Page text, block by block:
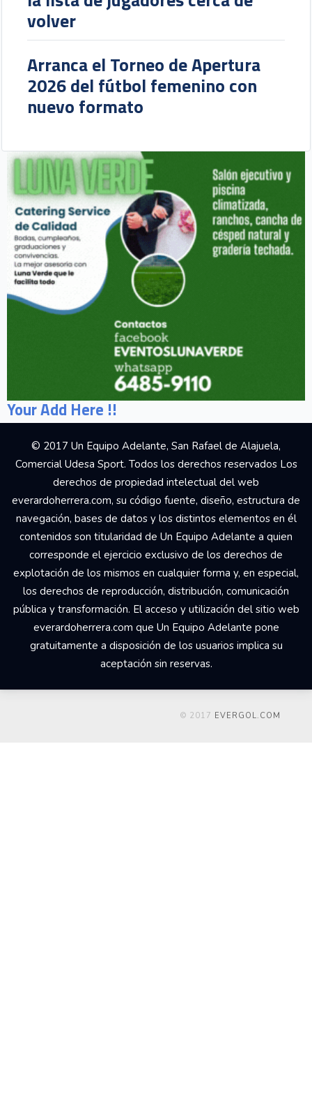
volver
Arranca el Torneo de Apertura
2026 del fútbol femenino con
nuevo formato
Your Add Here !!
© 2017 Un Equipo Adelante, San Rafael de Alajuela,
Comercial Udesa Sport. Todos los derechos reservados Los
derechos de propiedad intelectual del web
everardoherrera.com, su código fuente, diseño, estructura de
navegación, bases de datos y los distintos elementos en él
contenidos son titularidad de Un Equipo Adelante a quien
corresponde el ejercicio exclusivo de los derechos de
explotación de los mismos en cualquier forma y, en especial,
los derechos de reproducción, distribución, comunicación
pública y transformación. El acceso y utilización del sitio web
everardoherrera.com que Un Equipo Adelante pone
gratuitamente a disposición de los usuarios implica su
aceptación sin reservas.
© 2017 EVERGOL.COM